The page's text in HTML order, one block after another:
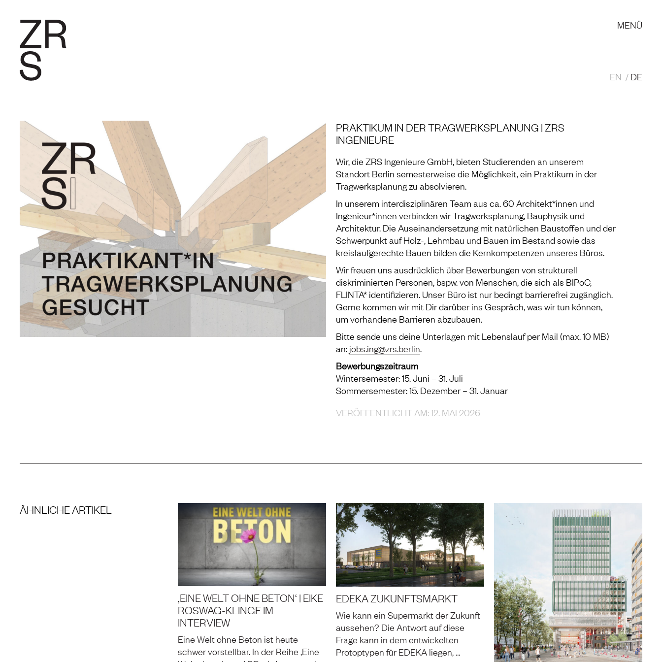
MENÜ
EN DE
PRAKTIKUM IN DER TRAGWERKSPLANUNG | ZRS
INGENIEURE
Wir, die ZRS Ingenieure GmbH, bieten Studierenden an unserem
Standort Berlin semesterweise die Möglichkeit, ein Praktikum in der
Tragwerksplanung zu absolvieren.
In unserem interdisziplinären Team aus ca. 60 Architekt*innen und
Ingenieur*innen verbinden wir Tragwerksplanung, Bauphysik und
Architektur. Die Auseinandersetzung mit natürlichen Baustoffen und der
Schwerpunkt auf Holz-, Lehmbau und Bauen im Bestand sowie das
kreislaufgerechte Bauen bilden die Kernkompetenzen unseres Büros.
Wir freuen uns ausdrücklich über Bewerbungen von strukturell
diskriminierten Personen, bspw. von Menschen, die sich als BIPoC,
FLINTA* identifizieren. Unser Büro ist nur bedingt barrierefrei zugänglich.
Gerne kommen wir mit Dir darüber ins Gespräch, was wir tun können,
um vorhandene Barrieren abzubauen.
Bitte sende uns deine Unterlagen mit Lebenslauf per Mail (max. 10 MB)
an: jobs.ing@zrs.berlin.
Bewerbungszeitraum
Wintersemester: 15. Juni – 31. Juli
Sommersemester: 15. Dezember – 31. Januar
VERÖFFENTLICHT AM: 12. MAI 2026
ÄHNLICHE ARTIKEL
‚EINE WELT OHNE BETON‘ | EIKE
ROSWAG-KLINGE IM
INTERVIEW
Eine Welt ohne Beton ist heute
schwer vorstellbar. In der Reihe ‚Eine
EDEKA ZUKUNFTSMARKT
Wie kann ein Supermarkt der Zukunft
aussehen? Die Antwort auf diese
Frage kann in dem entwickelten
Protoptypen für EDEKA liegen, …